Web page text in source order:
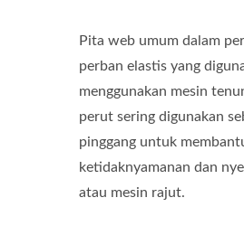
Pita web umum dalam
perban elastis yang
menggunakan mesin
perut sering digunakan
pinggang untuk
ketidaknyamanan dan
atau mesin rajut.